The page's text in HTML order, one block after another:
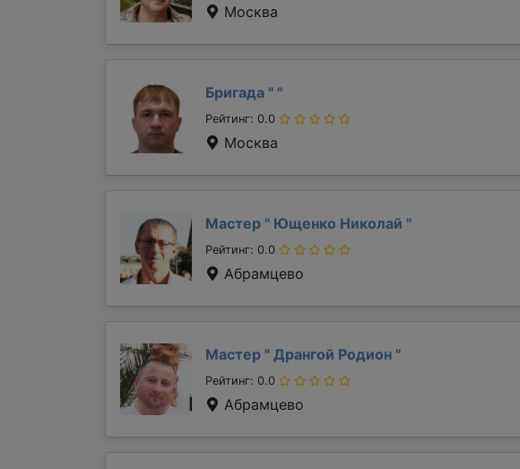
Москва
Бригада " "
Рейтинг: 0.0
Москва
Мастер " Ющенко Николай "
Рейтинг: 0.0
Абрамцево
Мастер " Дрангой Родион "
Рейтинг: 0.0
Абрамцево